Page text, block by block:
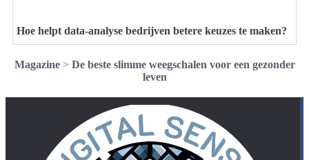
Hoe helpt data-analyse bedrijven betere keuzes te maken?
Magazine> De beste slimme weegschalen voor een gezonder
leven